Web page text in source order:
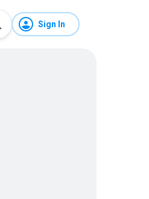
Sign In